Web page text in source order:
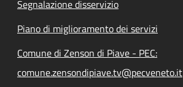
Segnalazione disservizio
Piano di miglioramento dei servizi
Comune di Zenson di Piave - PEC:
comune.zensondipiave.tv@pecveneto.it